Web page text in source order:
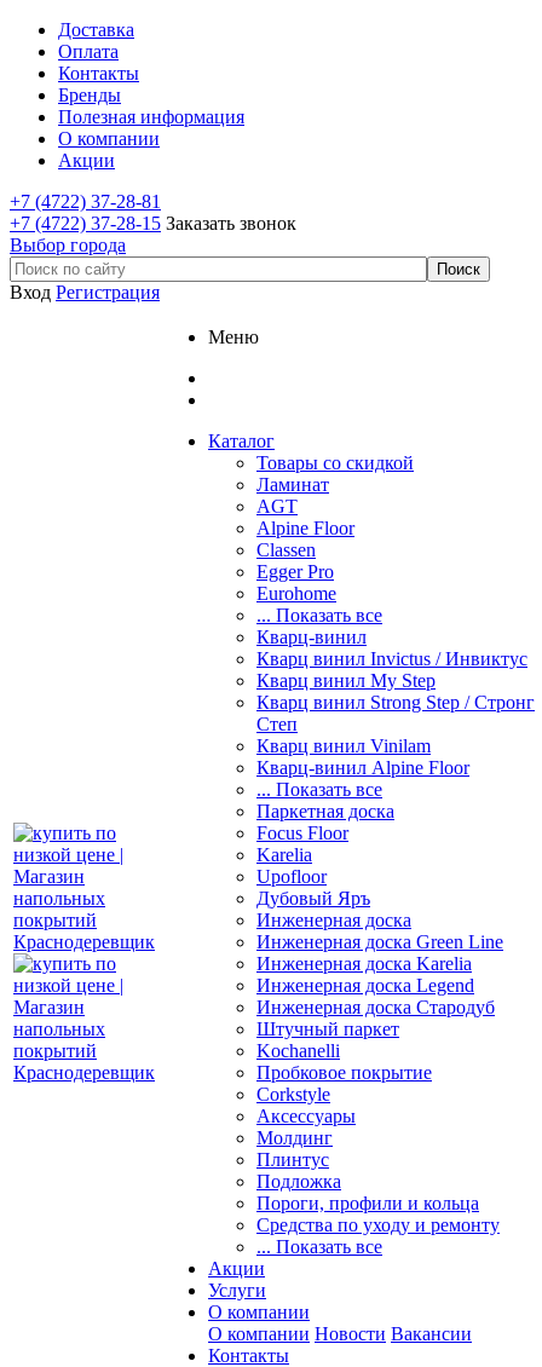
Доставка
Оплата
Контакты
Бренды
Полезная информация
О компании
Акции
+7 (4722) 37-28-81
+7 (4722) 37-28-15 Заказать звонок
Выбор города
Вход Регистрация
Меню
Каталог
Товары со скидкой
Ламинат
AGT
Alpine Floor
Classen
Egger Pro
Eurohome
... Показать все
Кварц-винил
Кварц винил Invictus / Инвиктус
Кварц винил My Step
Кварц винил Strong Step / Стронг
Степ
Кварц винил Vinilam
Кварц-винил Alpine Floor
... Показать все
Паркетная доска
Focus Floor
Karelia
Upofloor
Дубовый Яръ
Инженерная доска
Инженерная доска Green Line
Инженерная доска Karelia
Инженерная доска Legend
Инженерная доска Стародуб
Штучный паркет
Kochanelli
Пробковое покрытие
Corkstyle
Аксессуары
Молдинг
Плинтус
Подложка
Пороги, профили и кольца
Средства по уходу и ремонту
... Показать все
Акции
Услуги
О компании
О компании Новости Вакансии
Контакты